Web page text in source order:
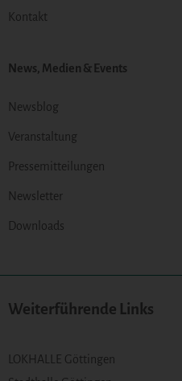
Kontakt
News, Medien & Events
Newsblog
Veranstaltung
Pressemitteilungen
Newsletter
Downloads
Weiterführende Links
LOKHALLE Göttingen